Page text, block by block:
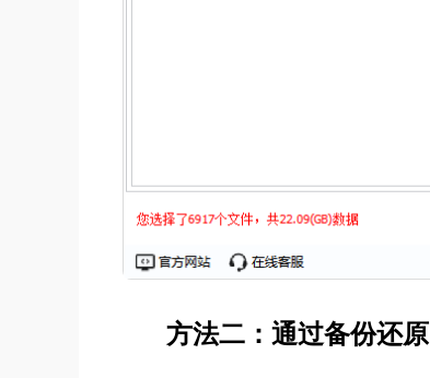
方法二：通过备份还原